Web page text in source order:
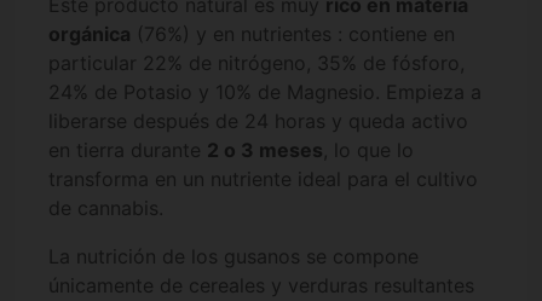
Este producto natural es muy rico en materia
orgánica (76%) y en nutrientes : contiene en
particular 22% de nitrógeno, 35% de fósforo,
24% de Potasio y 10% de Magnesio. Empieza a
liberarse después de 24 horas y queda activo
en tierra durante 2 o 3 meses, lo que lo
transforma en un nutriente ideal para el cultivo
de cannabis.
La nutrición de los gusanos se compone
únicamente de cereales y verduras resultantes